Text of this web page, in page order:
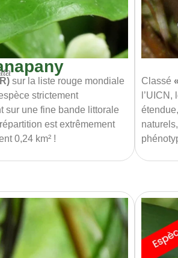
sur la liste rouge mondiale
strictement
sur une fine bande littorale
est extrêmement
0,24 km² !
Classé